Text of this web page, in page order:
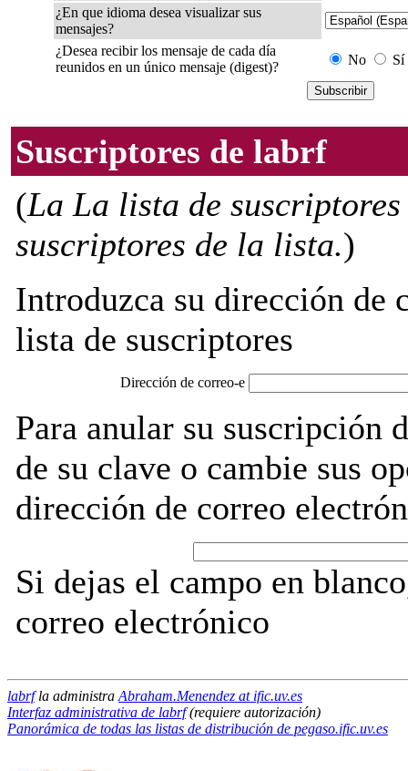
¿En que idioma desea visualizar sus
mensajes?
¿Desea recibir los mensaje de cada día
reunidos en un único mensaje (digest)?
No Sí
Suscriptores de labrf
(La La lista de
suscriptores de la lista.)
Introduzca su dirección de
lista de suscriptores
Dirección de correo-e
Para anular su suscripción
de su clave o cambie sus
dirección de correo
Si dejas el campo en
correo electrónico
labrfla administra Abraham.Menendez at ific.uv.es
Interfaz administrativa de labrf(requiere autorización)
Panorámica de todas las listas de distribución de pegaso.ific.uv.es